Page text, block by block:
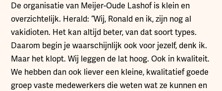
De organisatie van Meijer-Oude Lashof is klein en
overzichtelijk. Herald: “Wij, Ronald en ik, zijn nog al
vakidioten. Het kan altijd beter, van dat soort types.
Daarom begin je waarschijnlijk ook voor jezelf, denk ik.
Maar het klopt. Wij leggen de lat hoog. Ook in kwaliteit.
We hebben dan ook liever een kleine, kwalitatief goede
groep vaste medewerkers die weten wat ze kunnen en